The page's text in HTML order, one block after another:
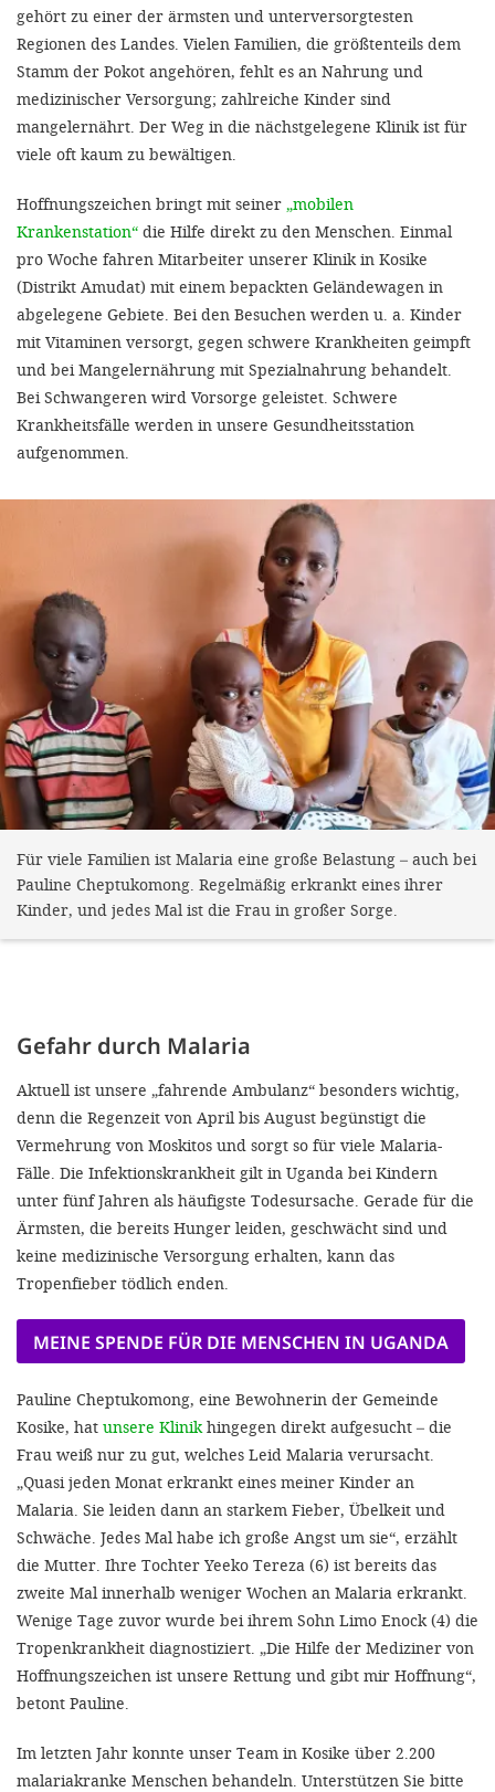
gehört zu einer der ärmsten und unterversorgtesten
Regionen des Landes. Vielen Familien, die größtenteils dem
Stamm der Pokot angehören, fehlt es an Nahrung und
medizinischer Versorgung; zahlreiche Kinder sind
mangelernährt. Der Weg in die nächstgelegene Klinik ist für
viele oft kaum zu bewältigen.
Hoffnungszeichen bringt mit seiner „mobilen
Krankenstation“ die Hilfe direkt zu den Menschen. Einmal
pro Woche fahren Mitarbeiter unserer Klinik in Kosike
(Distrikt Amudat) mit einem bepackten Geländewagen in
abgelegene Gebiete. Bei den Besuchen werden u. a. Kinder
mit Vitaminen versorgt, gegen schwere Krankheiten geimpft
und bei Mangelernährung mit Spezialnahrung behandelt.
Bei Schwangeren wird Vorsorge geleistet. Schwere
Krankheitsfälle werden in unsere Gesundheitsstation
aufgenommen.
Für viele Familien ist Malaria eine große Belastung – auch bei
Pauline Cheptukomong. Regelmäßig erkrankt eines ihrer
Kinder, und jedes Mal ist die Frau in großer Sorge.
Gefahr durch Malaria
Aktuell ist unsere „fahrende Ambulanz“ besonders wichtig,
denn die Regenzeit von April bis August begünstigt die
Vermehrung von Moskitos und sorgt so für viele Malaria-
Fälle. Die Infektionskrankheit gilt in Uganda bei Kindern
unter fünf Jahren als häufigste Todesursache. Gerade für die
Ärmsten, die bereits Hunger leiden, geschwächt sind und
keine medizinische Versorgung erhalten, kann das
Tropenfieber tödlich enden.
MEINE SPENDE FÜR DIE MENSCHEN IN UGANDA
Pauline Cheptukomong, eine Bewohnerin der Gemeinde
Kosike, hat unsere Klinik hingegen direkt aufgesucht – die
Frau weiß nur zu gut, welches Leid Malaria verursacht.
„Quasi jeden Monat erkrankt eines meiner Kinder an
Malaria. Sie leiden dann an starkem Fieber, Übelkeit und
Schwäche. Jedes Mal habe ich große Angst um sie“, erzählt
die Mutter. Ihre Tochter Yeeko Tereza (6) ist bereits das
zweite Mal innerhalb weniger Wochen an Malaria erkrankt.
Wenige Tage zuvor wurde bei ihrem Sohn Limo Enock (4) die
Tropenkrankheit diagnostiziert. „Die Hilfe der Mediziner von
Hoffnungszeichen ist unsere Rettung und gibt mir Hoffnung“,
betont Pauline.
Im letzten Jahr konnte unser Team in Kosike über 2.200
malariakranke Menschen behandeln. Unterstützen Sie bitte